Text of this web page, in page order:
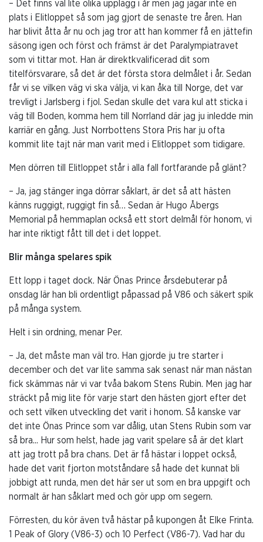
– Det finns väl lite olika upplägg i år men jag jagar inte en
plats i Elitloppet så som jag gjort de senaste tre åren. Han
har blivit åtta år nu och jag tror att han kommer få en jättefin
säsong igen och först och främst är det Paralympiatravet
som vi tittar mot. Han är direktkvalificerad dit som
titelförsvarare, så det är det första stora delmålet i år. Sedan
får vi se vilken väg vi ska välja, vi kan åka till Norge, det var
trevligt i Jarlsberg i fjol. Sedan skulle det vara kul att sticka i
väg till Boden, komma hem till Norrland där jag ju inledde min
karriär en gång. Just Norrbottens Stora Pris har ju ofta
kommit lite tajt när man varit med i Elitloppet som tidigare.
Men dörren till Elitloppet står i alla fall fortfarande på glänt?
– Ja, jag stänger inga dörrar såklart, är det så att hästen
känns ruggigt, ruggigt fin så… Sedan är Hugo Åbergs
Memorial på hemmaplan också ett stort delmål för honom, vi
har inte riktigt fått till det i det loppet.
Blir många spelares spik
Ett lopp i taget dock. När Önas Prince årsdebuterar på
onsdag lär han bli ordentligt påpassad på V86 och säkert spik
på många system.
Helt i sin ordning, menar Per.
– Ja, det måste man väl tro. Han gjorde ju tre starter i
december och det var lite samma sak senast när man nästan
fick skämmas när vi var tvåa bakom Stens Rubin. Men jag har
sträckt på mig lite för varje start den hästen gjort efter det
och sett vilken utveckling det varit i honom. Så kanske var
det inte Önas Prince som var dålig, utan Stens Rubin som var
så bra... Hur som helst, hade jag varit spelare så är det klart
att jag trott på bra chans. Det är få hästar i loppet också,
hade det varit fjorton motståndare så hade det kunnat bli
jobbigt att runda, men det här ser ut som en bra uppgift och
normalt är han såklart med och gör upp om segern.
Förresten, du kör även två hästar på kupongen åt Elke Frinta.
1 Peak of Glory (V86-3) och 10 Perfect (V86-7). Vad har du